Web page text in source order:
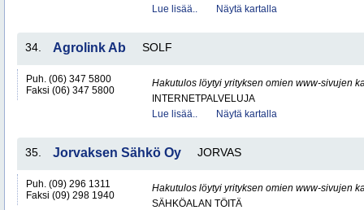
Lue lisää..
Näytä kartalla
34. Agrolink Ab SOLF
Puh. (06) 347 5800
Faksi (06) 347 5800
Hakutulos löytyi yrityksen omien www-sivujen
INTERNETPALVELUJA
Lue lisää..
Näytä kartalla
35. Jorvaksen Sähkö Oy JORVAS
Puh. (09) 296 1311
Faksi (09) 298 1940
Hakutulos löytyi yrityksen omien www-sivujen
SÄHKÖALAN TÖITÄ